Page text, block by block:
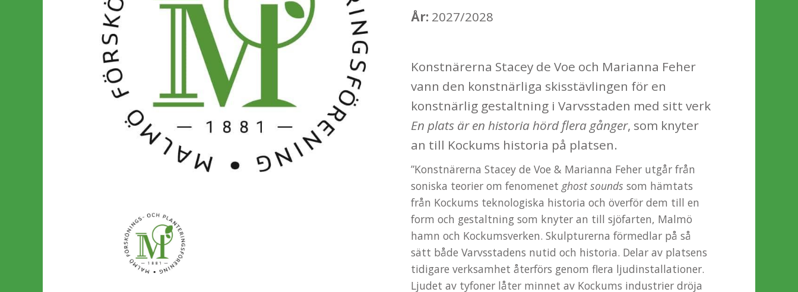
År: 2027/2028
Konstnärerna Stacey de Voe och Marianna Feher
vann den konstnärliga skisstävlingen för en
konstnärlig gestaltning i Varvsstaden med sitt verk
En plats är en historia hörd flera gånger, som knyter
an till Kockums historia på platsen.
”Konstnärerna Stacey de Voe & Marianna Feher utgår från
soniska teorier om fenomenet ghost sounds som hämtats
från Kockums teknologiska historia och överför dem till en
form och gestaltning som knyter an till sjöfarten, Malmö
hamn och Kockumsverken. Skulpturerna förmedlar på så
sätt både Varvsstadens nutid och historia. Delar av platsens
tidigare verksamhet återförs genom flera ljudinstallationer.
Ljudet av tyfoner låter minnet av Kockums industrier dröja